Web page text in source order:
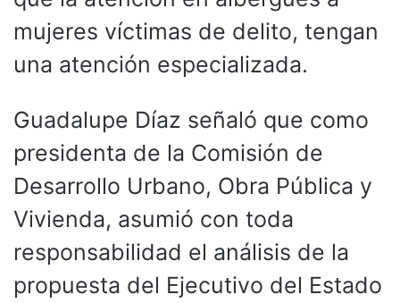
mujeres víctimas de delito, tengan
una atención especializada.
Guadalupe Díaz señaló que como
presidenta de la Comisión de
Desarrollo Urbano, Obra Pública y
Vivienda, asumió con toda
responsabilidad el análisis de la
propuesta del Ejecutivo del Estado